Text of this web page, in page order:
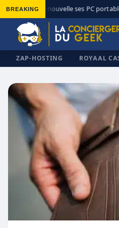
BREAKING
◆ MSI renouvelle ses PC
ZAP-HOSTING ROYAAL